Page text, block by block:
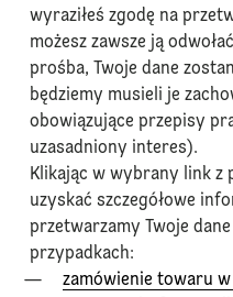
wyraziłeś zgodę na
możesz zawsze ją
prośba, Twoje dane
będziemy musieli je
obowiązujące przepisy
uzasadniony interes).
Klikając w wybrany link z
uzyskać szczegółowe
przetwarzamy Twoje
przypadkach:
zamówienie towaru